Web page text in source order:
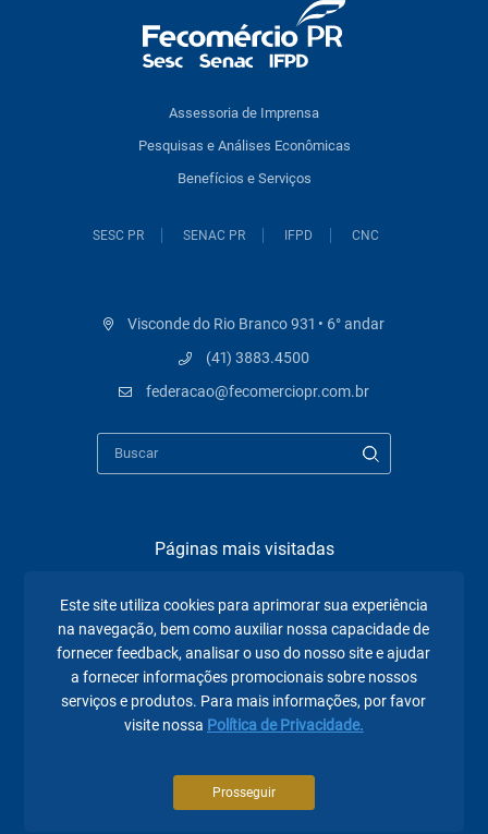
Assessoria de Imprensa
Pesquisas e Análises Econômicas
Benefícios e Serviços
SESC PR SENAC PR IFPD CNC
Visconde do Rio Branco 931 • 6° andar
(41) 3883.4500
federacao@fecomerciopr.com.br
Páginas mais visitadas
A Fecomércio PR
Sindicatos
Institucional
Atuação
Notícias
Este site utiliza cookies para aprimorar sua experiência
na navegação, bem como auxiliar nossa capacidade de
fornecer feedback, analisar o uso do nosso site e ajudar
a fornecer informações promocionais sobre nossos
serviços e produtos. Para mais informações, por favor
visite nossa Política de Privacidade.
Prosseguir